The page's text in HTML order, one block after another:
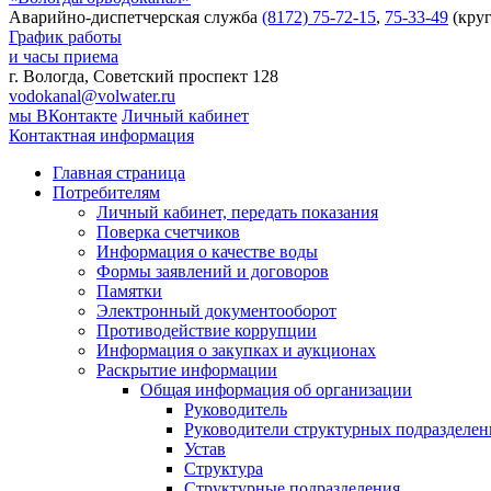
Аварийно-диспетчерская служба (8172) 75-72-15, 75-33-49
График работы
и часы приема
г. Вологда, Советский проспект 128
vodokanal@volwater.ru
мы ВКонтакте Личный кабинет
Контактная информация
Главная страница
Потребителям
Личный кабинет, передать показания
Поверка счетчиков
Информация о качестве воды
Формы заявлений и договоров
Памятки
Электронный документооборот
Противодействие коррупции
Информация о закупках и аукционах
Раскрытие информации
Общая информация об организации
Руководитель
Руководители структурных
Устав
Структура